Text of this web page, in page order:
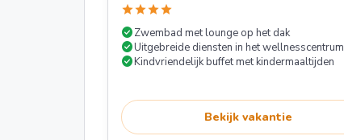
starstarstarstar
check_circleZwembad met lounge op het dak
check_circleUitgebreide diensten in het wellnesscentrum
check_circleKindvriendelijk buffet met kindermaaltijden
Bekijk vakantie